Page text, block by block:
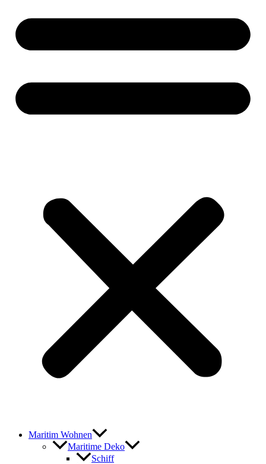
Maritim Wohnen
Maritime Deko
Schiff